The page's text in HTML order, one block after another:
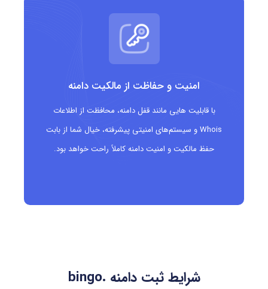
مالک دامنه توصیه می شود
امنیت و حفاظت از مالکیت دامنه
با قابلیت هایی مانند قفل دامنه، محافظت از اطلاعات
Whois و سیستم‌های امنیتی پیشرفته، خیال شما از بابت
حفظ مالکیت و امنیت دامنه کاملاً راحت خواهد بود.
شرایط ثبت دامنه .bingo